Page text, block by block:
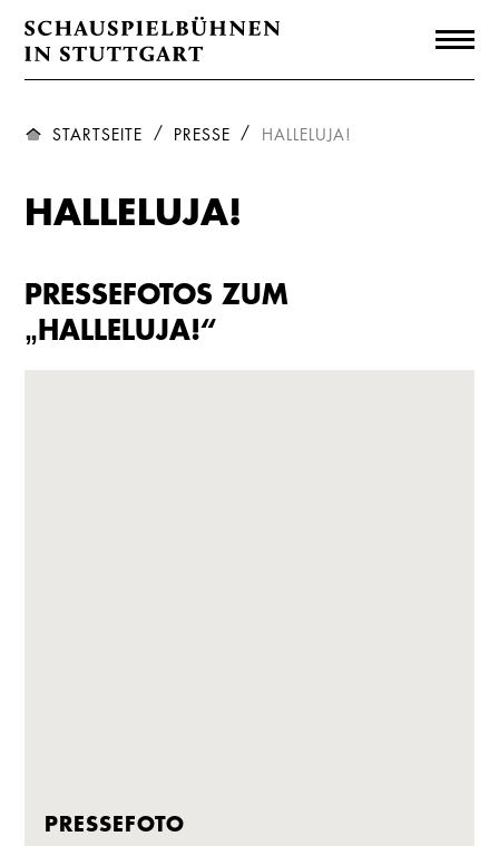
STARTSEITE PRESSE HALLELUJA!
HALLELUJA!
PRESSEFOTOS ZUM
„HALLELUJA!“
PRESSEFOTO